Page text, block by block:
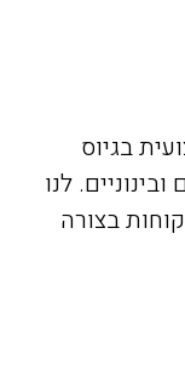
בגיוס
לנו
בצורה